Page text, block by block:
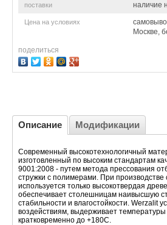
поставки
наличие
Цена на условиях
Москве,
поделиться
Описание Модификации
Современный высокотехнологичный
изготовленный по высоким стандартам
9001:2008 - путем метода прессования
стружки с полимерами. При
используется только высокотвердая
обеспечивает столешницам наивысшую
стабильности и влагостойкости. Werzalit
воздействиям, выдерживает
кратковременно до +180С.